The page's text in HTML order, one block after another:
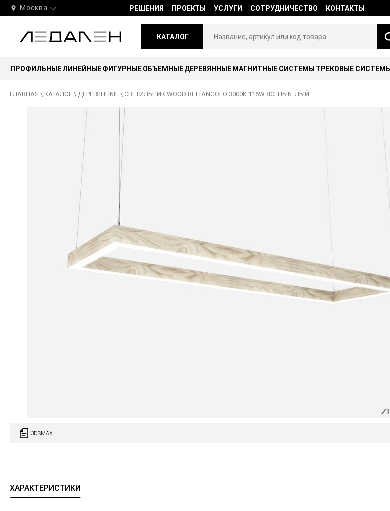
Москва РЕШЕНИЯ ПРОЕКТЫ УСЛУГИ СОТРУДНИЧЕСТВО КОНТАКТЫ
КАТАЛОГ
ПРОФИЛЬНЫЕЛИНЕЙНЫЕФИГУРНЫЕОБЪЕМНЫЕДЕРЕВЯННЫЕ МАГНИТНЫЕ СИСТЕМЫ ТРЕКОВЫЕ СИСТЕМЫ
ГЛАВНАЯ \ КАТАЛОГ \ ДЕРЕВЯННЫЕ \ СВЕТИЛЬНИК WOOD RETTANGOLO 3000K 116W ЯСЕНЬ БЕЛЫЙ
3DSMAX
ХАРАКТЕРИСТИКИ